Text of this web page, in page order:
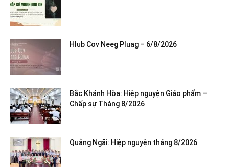
Hlub Cov Neeg Pluag – 6/8/2026
Bắc Khánh Hòa: Hiệp nguyện Giáo phẩm –
Chấp sự Tháng 8/2026
Quảng Ngãi: Hiệp nguyện tháng 8/2026